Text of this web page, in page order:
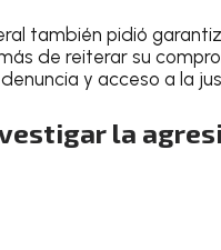
también pidió
de reiterar su
y acceso a la
la